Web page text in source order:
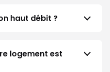
haut débit ?
logement est